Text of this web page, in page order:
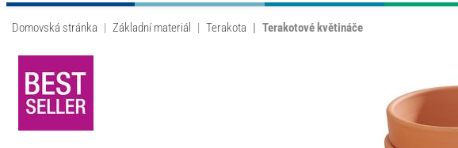
Domovská stránka Základní materiál Terakota Terakotové květináče